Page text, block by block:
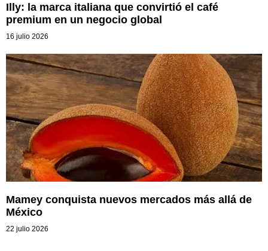
Illy: la marca italiana que convirtió el café
premium en un negocio global
16 julio 2026
Mamey conquista nuevos mercados más allá de
México
22 julio 2026